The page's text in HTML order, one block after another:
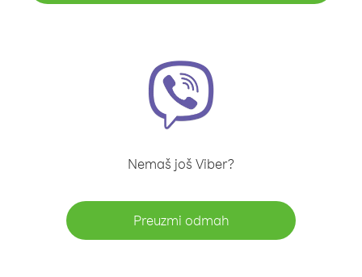
Nemaš još Viber?
Preuzmi odmah